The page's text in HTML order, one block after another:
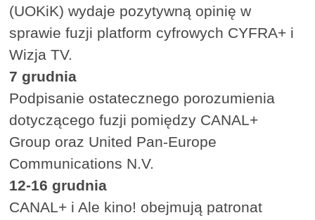
(UOKiK) wydaje pozytywną opinię w
sprawie fuzji platform cyfrowych CYFRA+ i
Wizja TV.
7 grudnia
Podpisanie ostatecznego porozumienia
dotyczącego fuzji pomiędzy CANAL+
Group oraz United Pan-Europe
Communications N.V.
12-16 grudnia
CANAL+ i Ale kino! obejmują patronat